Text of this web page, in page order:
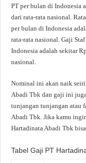
PT per bulan di Indonesia
dari rata-rata nasional.
per bulan di Indonesia
rata-rata nasional. Gaji
Indonesia adalah sekitar
nasional.
Nominal ini akan naik
Abadi Tbk dan gaji ini
tunjangan tunjangan atau
Abadi Tbk. Jika kamu
Hartadinata Abadi Tbk
Tabel Gaji PT